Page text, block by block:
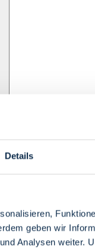
Details
geben wir
Analysen weiter.